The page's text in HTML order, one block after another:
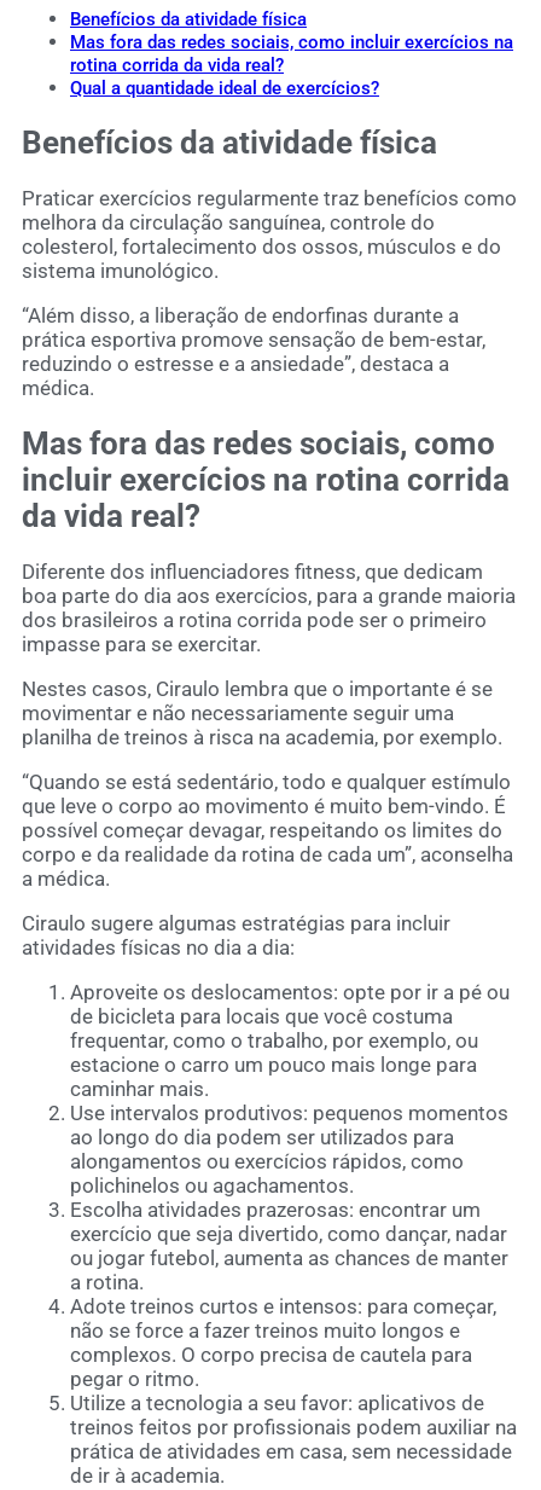
Benefícios da atividade física
Mas fora das redes sociais, como incluir exercícios na
rotina corrida da vida real?
Qual a quantidade ideal de exercícios?
Benefícios da atividade física
Praticar exercícios regularmente traz benefícios como
melhora da circulação sanguínea, controle do
colesterol, fortalecimento dos ossos, músculos e do
sistema imunológico.
“Além disso, a liberação de endorfinas durante a
prática esportiva promove sensação de bem-estar,
reduzindo o estresse e a ansiedade”, destaca a
médica.
Mas fora das redes sociais, como
incluir exercícios na rotina corrida
da vida real?
Diferente dos influenciadores fitness, que dedicam
boa parte do dia aos exercícios, para a grande maioria
dos brasileiros a rotina corrida pode ser o primeiro
impasse para se exercitar.
Nestes casos, Ciraulo lembra que o importante é se
movimentar e não necessariamente seguir uma
planilha de treinos à risca na academia, por exemplo.
“Quando se está sedentário, todo e qualquer estímulo
que leve o corpo ao movimento é muito bem-vindo. É
possível começar devagar, respeitando os limites do
corpo e da realidade da rotina de cada um”, aconselha
a médica.
Ciraulo sugere algumas estratégias para incluir
atividades físicas no dia a dia:
Aproveite os deslocamentos: opte por ir a pé ou
de bicicleta para locais que você costuma
frequentar, como o trabalho, por exemplo, ou
estacione o carro um pouco mais longe para
caminhar mais.
Use intervalos produtivos: pequenos momentos
ao longo do dia podem ser utilizados para
alongamentos ou exercícios rápidos, como
polichinelos ou agachamentos.
Escolha atividades prazerosas: encontrar um
exercício que seja divertido, como dançar, nadar
ou jogar futebol, aumenta as chances de manter
a rotina.
Adote treinos curtos e intensos: para começar,
não se force a fazer treinos muito longos e
complexos. O corpo precisa de cautela para
pegar o ritmo.
Utilize a tecnologia a seu favor: aplicativos de
treinos feitos por profissionais podem auxiliar na
prática de atividades em casa, sem necessidade
de ir à academia.